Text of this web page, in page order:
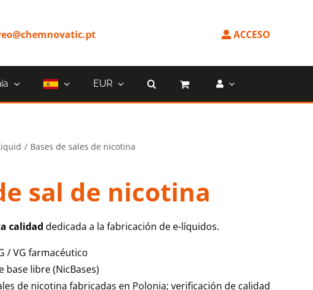
ACCESO
EUR
Bases de sales de nicotina
sal de nicotina
calidad dedicada a la fabricación de e-líquidos.
/ VG farmacéutico
base libre (NicBases)
de nicotina fabricadas en Polonia; verificación de calidad